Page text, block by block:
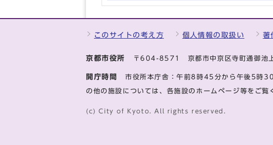
このサイトの考え方 個人情報の取扱い 著
京都市役所 〒604-8571 京都市中京区寺町通御池
開庁時間 市役所本庁舎：午前8時45分から午後5時
の他の施設については、各施設のホームページ等をご覧
(c) City of Kyoto. All rights reserved.